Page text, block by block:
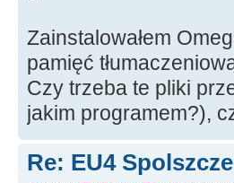
Zainstalowałem
pamięć
Czy trzeba te pliki
jakim programem?),
Re: EU4